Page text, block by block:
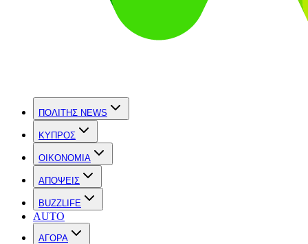
ΠΟΛΙΤΗΣ NEWS
ΚΥΠΡΟΣ
OIKONOMIA
ΑΠΟΨΕΙΣ
BUZZLIFE
AUTO
ΑΓΟΡΑ